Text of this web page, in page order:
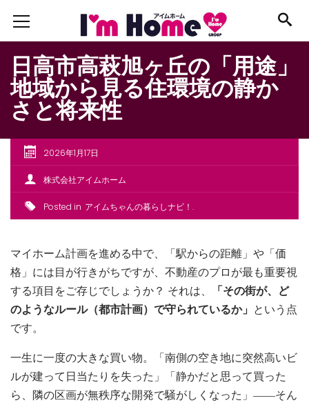
日高市高萩旭ヶ丘の「用途」
地域から見る住環境の静か
さと将来性
2026年1月17日
株式会社アイムホーム
Posted in アイムちゃんの暮らしナビ！
マイホーム計画を進める中で、「駅からの距離」や「価
格」には目が行きがちですが、不動産のプロが最も重要視
する項目をご存じでしょうか？ それは、
「その街が、ど
のようなルール（都市計画）で守られているか」 という点
です。
一生に一度の大きな買い物。「南側の空き地に突然高いビ
ルが建って日当たりを失った」「静かだと思って買った
ら、隣の区画が無秩序な開発で騒がしくなった」――そん